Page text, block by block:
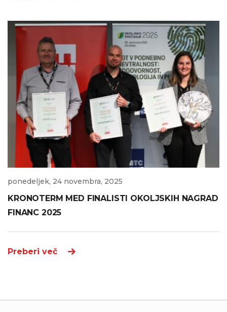
ponedeljek, 24 novembra, 2025
KRONOTERM MED FINALISTI OKOLJSKIH NAGRAD
FINANC 2025
Preberi več